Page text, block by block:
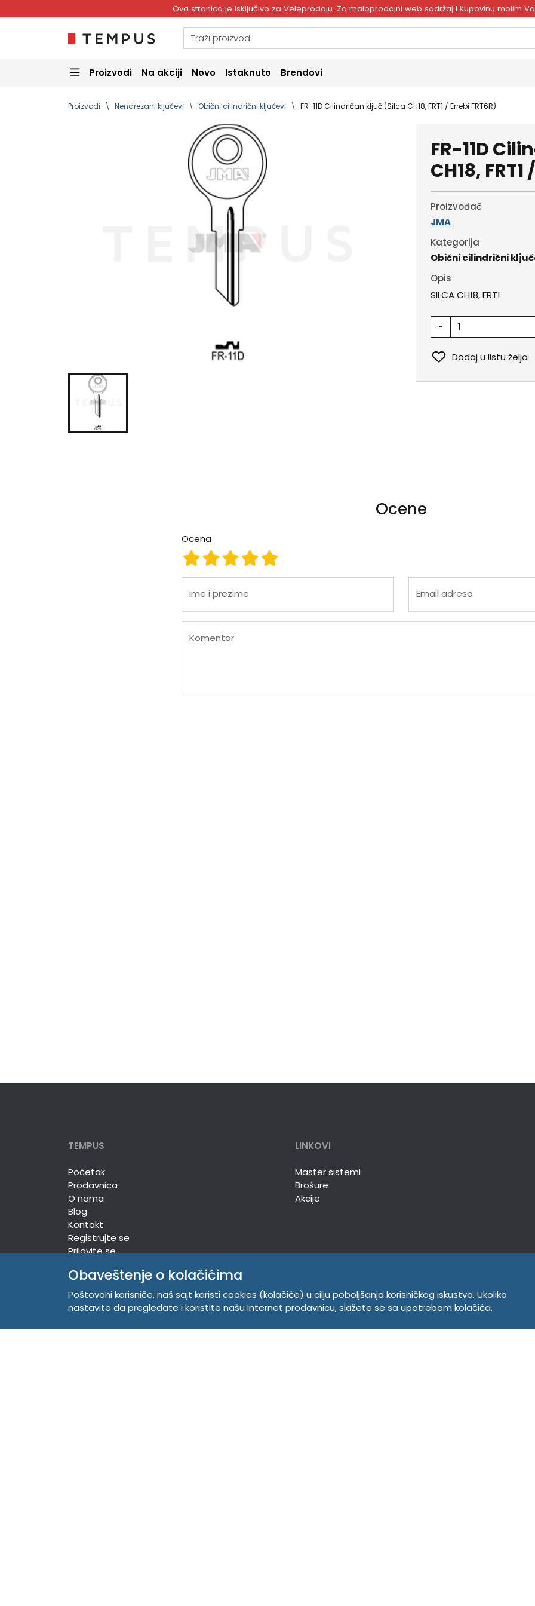
Ova stranica je isključivo za Veleprodaju. Za maloprodajni web sadržaj i kupovinu molim
Proizvodi Na akciji Novo Istaknuto Brendovi
Proizvodi Nenarezani ključevi Obični cilindrični ključevi FR-11D Cilindričan ključ (Silca CH18, FRT1 / Errebi FRT6R)
FR-11D
CH18,
Proizvođač
JMA
Kategorija
Obični cilindrični
Opis
SILCA CH18, FRT1
-
Dodaj u listu želja
Ocene
Ocena
Ocena 5
Ocena 4
Ocena 3
Ocena 2
Ocena 1
Ime i prezime Email adresa
Komentar
TEMPUS
Početak
Prodavnica
O nama
Blog
Kontakt
Registrujte se
Prijavite se
LINKOVI
Master sistemi
Brošure
Akcije
TEMPUS DOO
Trg Komenskog 2, 21000
INFORMACIJE
Politika o kolačićima
Obaveštenje o kolačićima
Poštovani korisniče, naš sajt koristi cookies (kolačiće) u cilju poboljšanja korisničkog iskustva. Ukoliko
nastavite da pregledate i koristite našu Internet prodavnicu, slažete se sa upotrebom kolačića.